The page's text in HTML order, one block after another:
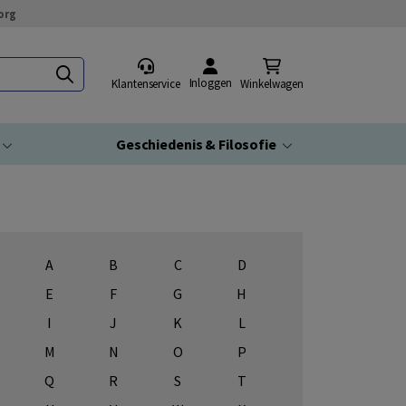
Klantenservice Inloggen Winkelwagen
Geschiedenis & Filosofie
A B C
D
E
F G
H
I
J K
L
M
N O
P
Q
R S
T